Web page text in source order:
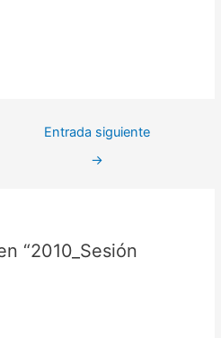
Entrada siguiente
→
“2010_Sesión